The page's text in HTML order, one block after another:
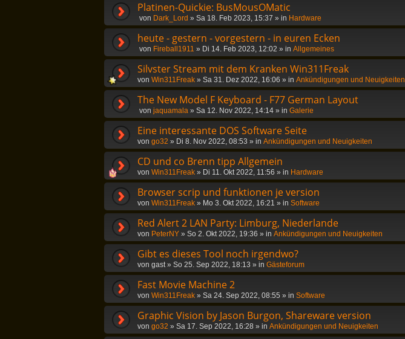
Platinen-Quickie: BusMousOMatic
von Dark_Lord » Sa 18. Feb 2023, 15:37 » in Hardware
heute - gestern - vorgestern - in euren Ecken
von Fireball1911 » Di 14. Feb 2023, 12:02 » in Allgemeines
Silvster Stream mit dem Kranken Win311Freak
von Win311Freak » Sa 31. Dez 2022, 16:06 » in Ankündigungen und Neuigkeiten
The New Model F Keyboard - F77 German Layout
von jaquamala » Sa 12. Nov 2022, 14:14 » in Galerie
Eine interessante DOS Software Seite
von go32 » Di 8. Nov 2022, 08:53 » in Ankündigungen und Neuigkeiten
CD und co Brenn tipp Allgemein
von Win311Freak » Di 11. Okt 2022, 11:56 » in Hardware
Browser scrip und funktionen je version
von Win311Freak » Mo 3. Okt 2022, 16:21 » in Software
Red Alert 2 LAN Party: Limburg, Niederlande
von PeterNY » So 2. Okt 2022, 19:36 » in Ankündigungen und Neuigkeiten
Gibt es dieses Tool noch irgendwo?
von gast» So 25. Sep 2022, 18:13 » in Gästeforum
Fast Movie Machine 2
von Win311Freak » Sa 24. Sep 2022, 08:55 » in Software
Graphic Vision by Jason Burgon, Shareware version
von go32 » Sa 17. Sep 2022, 16:28 » in Ankündigungen und Neuigkeiten